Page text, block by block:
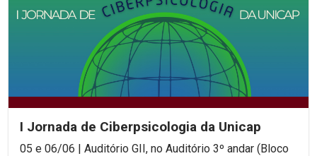
I Jornada de Ciberpsicologia da Unicap
05 e 06/06 | Auditório GII, no Auditório 3º andar (Bloco